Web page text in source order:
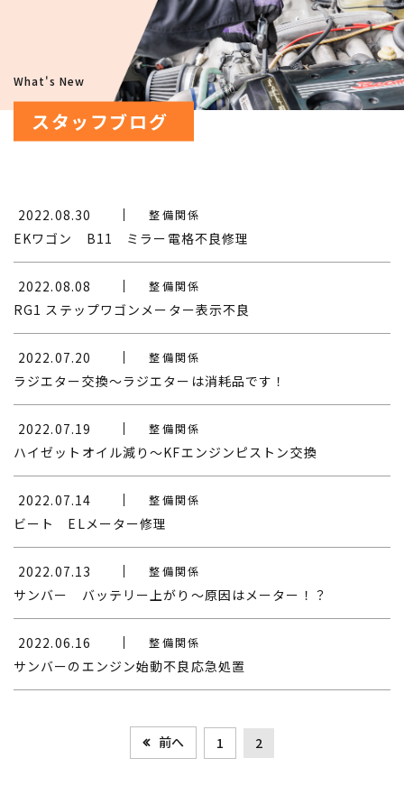
What's New
スタッフブログ
2022.08.30 整備関係
EKワゴン B11 ミラー電格不良修理
2022.08.08 整備関係
RG1 ステップワゴンメーター表示不良
2022.07.20 整備関係
ラジエター交換～ラジエターは消耗品です！
2022.07.19 整備関係
ハイゼットオイル減り～KFエンジンピストン交換
2022.07.14 整備関係
ビート ELメーター修理
2022.07.13 整備関係
サンバー バッテリー上がり～原因はメーター！？
2022.06.16 整備関係
サンバーのエンジン始動不良応急処置
前へ 1 2